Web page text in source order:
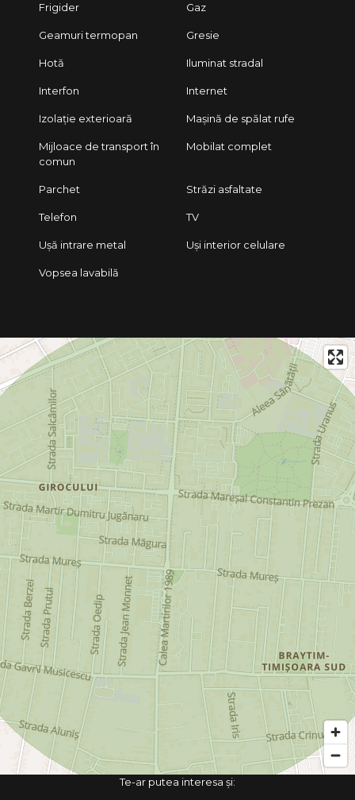
Frigider Gaz
Geamuri termopan Gresie
Hotă Iluminat stradal
Interfon Internet
Izolație exterioară Mașină de spălat rufe
Mijloace de transport în
comun
Mobilat complet
Parchet Străzi asfaltate
Telefon TV
Ușă intrare metal Uși interior celulare
Vopsea lavabilă
Te-ar putea interesa și: